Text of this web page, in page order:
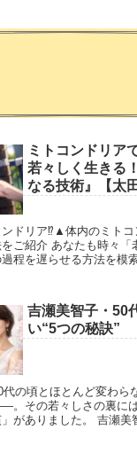
ミトコンドリア
若々しく生きる
なる技術』【太
ドリア⁉▲体内のミトコ
老化」という言葉
程を遅らせる方法を模
吉瀬美智子・50
い“5つの秘訣”
の頃とほとんど変わら
。その若々しさの裏に
。 吉瀬美智子さんが大切に